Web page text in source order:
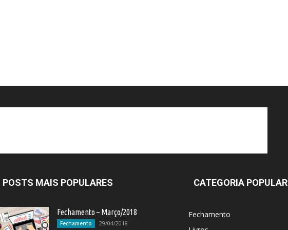
POSTS MAIS POPULARES
Fechamento – Março/2018
Fechamento 29/04/2018
CATEGORIA POPULAR
Fechamento